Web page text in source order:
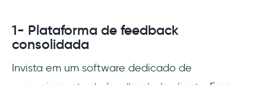
1- Plataforma de feedback
consolidada
Invista em um software dedicado de